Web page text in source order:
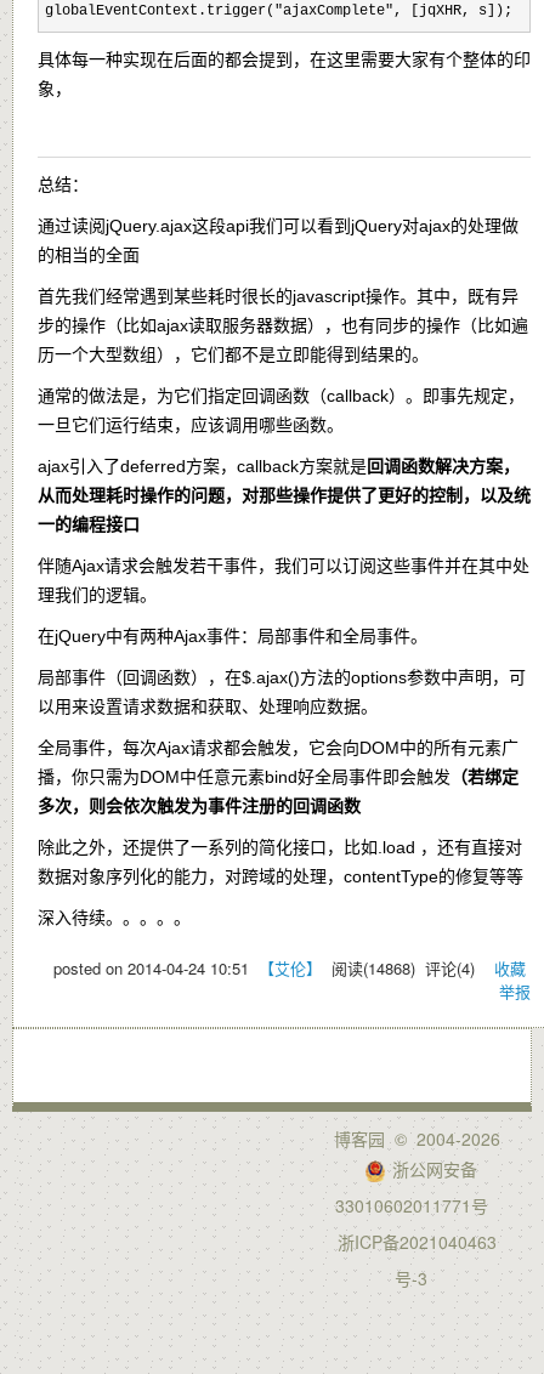
globalEventContext.trigger("ajaxComplete", [jqXHR, s]);
具体每一种实现在后面的都会提到，在这里需要大家有个整体的印
象，
总结：
通过读阅jQuery.ajax这段api我们可以看到jQuery对ajax的处理做
的相当的全面
首先我们经常遇到某些耗时很长的javascript操作。其中，既有异
步的操作（比如ajax读取服务器数据），也有同步的操作（比如遍
历一个大型数组），它们都不是立即能得到结果的。
通常的做法是，为它们指定回调函数（callback）。即事先规定，
一旦它们运行结束，应该调用哪些函数。
ajax引入了deferred方案，callback方案就是回调函数解决方案，
从而处理耗时操作的问题，对那些操作提供了更好的控制，以及统
一的编程接口
伴随Ajax请求会触发若干事件，我们可以订阅这些事件并在其中处
理我们的逻辑。
在jQuery中有两种Ajax事件：局部事件和全局事件。
局部事件（回调函数），在$.ajax()方法的options参数中声明，可
以用来设置请求数据和获取、处理响应数据。
全局事件，每次Ajax请求都会触发，它会向DOM中的所有元素广
播，你只需为DOM中任意元素bind好全局事件即会触发 （若绑定
多次，则会依次触发为事件注册的回调函数
除此之外，还提供了一系列的简化接口，比如.load ，还有直接对
数据对象序列化的能力，对跨域的处理，contentType的修复等等
深入待续。。。。。
posted on 2014-04-24 10:51 【艾伦】 阅读(14868) 评论(4) 收藏
举报
博客园 © 2004-2026
浙公网安备
33010602011771号
浙ICP备2021040463
号-3